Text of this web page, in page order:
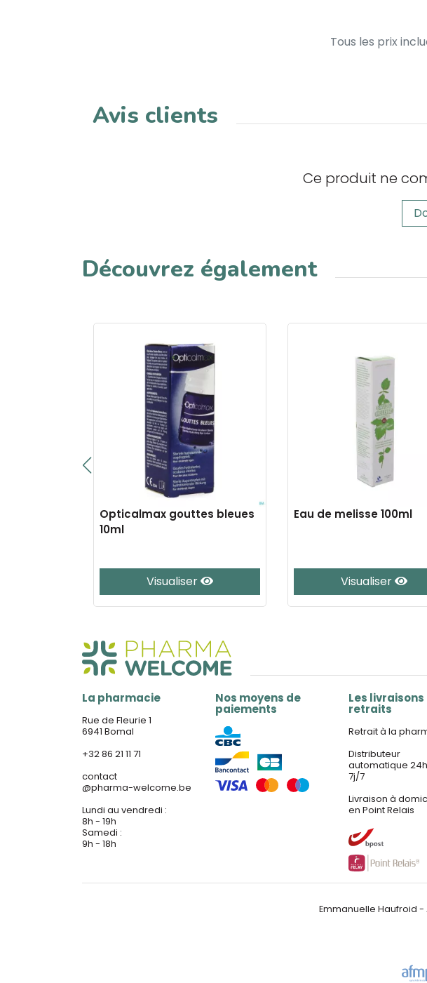
Tous les prix
Avis clients
Ce produit ne
Découvrez également
Opticalmax gouttes bleues
10ml
Visualiser
Eau de melisse 100ml
Visualiser
La pharmacie
Rue de Fleurie 1
6941 Bomal
+32 86 21 11 71
contact
@pharma-welcome.be
Lundi au vendredi :
8h - 19h
Samedi :
9h - 18h
Nos moyens de
paiements
Les livraisons
retraits
Retrait à la
Distributeur
automatique
7j/7
Livraison à
en Point Relais
Emmanuelle Haufroid -